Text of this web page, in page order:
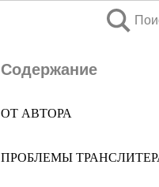
Содержание
ОТ АВТОРА
ПРОБЛЕМЫ